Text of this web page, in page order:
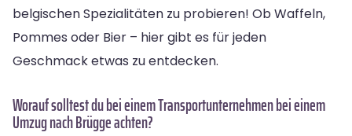
belgischen Spezialitäten zu probieren! Ob Waffeln,
Pommes oder Bier – hier gibt es für jeden
Geschmack etwas zu entdecken.
Worauf solltest du bei einem Transportunternehmen bei einem
Umzug nach Brügge achten?